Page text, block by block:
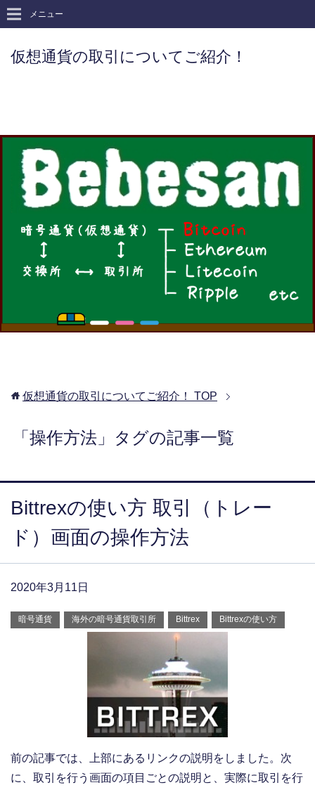
仮想通貨の取引についてご紹介！
メニュー
仮想通貨の取引についてご紹介！ TOP
「操作方法」タグの記事一覧
Bittrexの使い方 取引（トレー
ド）画面の操作方法
2020年3月11日
暗号通貨 海外の暗号通貨取引所 Bittrex Bittrexの使い方
前の記事では、上部にあるリンクの説明をしました。次
に、取引を行う画面の項目ごとの説明と、実際に取引を行